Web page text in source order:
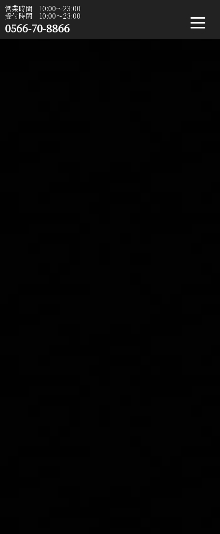
営業時間 10:00〜23:00
受付時間 10:00〜23:00
0566-70-8866